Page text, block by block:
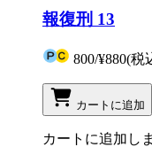
報復刑 13
800/¥880(税
カートに追加
カートに追加し